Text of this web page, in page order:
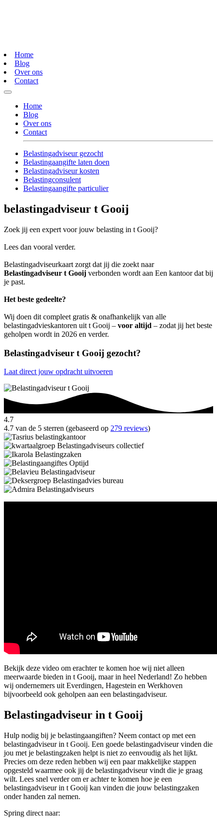
Home
Blog
Over ons
Contact
Home
Blog
Over ons
Contact
Belastingadviseur gezocht
Belastingaangifte laten doen
Belastingadviseur kosten
Belastingconsulent
Belastingaangifte particulier
belastingadviseur t Gooij
Zoek jij een expert voor jouw belasting in t Gooij?
Lees dan vooral verder.
Belastingadviseurkaart zorgt dat jij die zoekt naar
Belastingadviseur t Gooij verbonden wordt aan Een kantoor dat bij
je past.
Het beste gedeelte?
Wij doen dit compleet gratis & onafhankelijk van alle
belastingadvieskantoren uit t Gooij – voor altijd – zodat jij het beste
geholpen wordt in 2026 en verder.
Belastingadviseur t Gooij gezocht?
Laat direct jouw opdracht uitvoeren
4.7
4.7 van de 5 sterren (gebaseerd op 279 reviews)
Bekijk deze video om erachter te komen hoe wij niet alleen
meerwaarde bieden in t Gooij, maar in heel Nederland! Zo hebben
wij ondernemers uit Everdingen, Hagestein en Werkhoven
bijvoorbeeld ook geholpen aan een belastingadviseur.
Belastingadviseur in t Gooij
Hulp nodig bij je belastingaangiften? Neem contact op met een
belastingadviseur in t Gooij. Een goede belastingadviseur vinden die
jou met je belastingzaken helpt is niet zo eenvoudig als het lijkt.
Precies om deze reden hebben wij een paar makkelijke stappen
opgesteld waarmee ook jij de belastingadviseur vindt die je graag
wilt. Lees snel verder om er achter te komen hoe je een
belastingadviseur in t Gooij kan vinden die jouw belastingzaken
onder handen zal nemen.
Spring direct naar: